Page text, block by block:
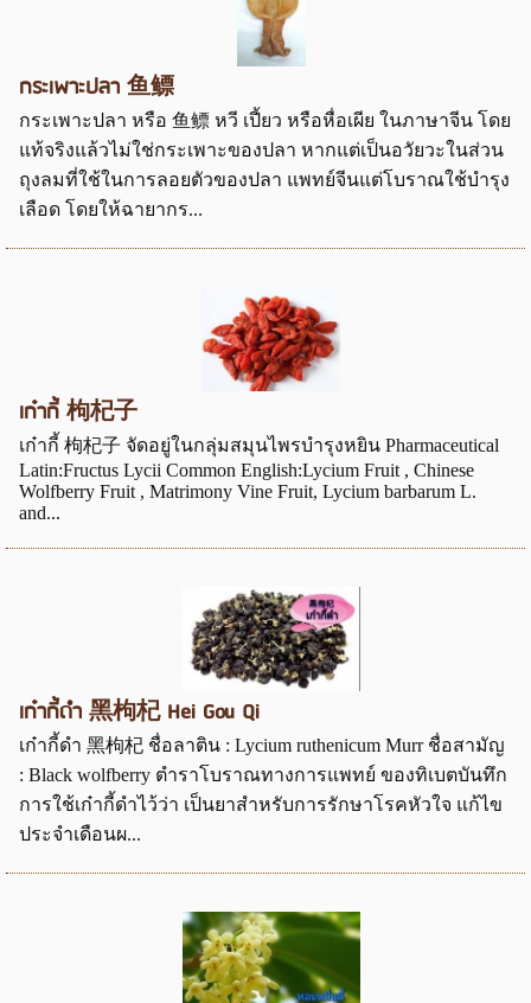
กระเพาะปลา 鱼鳔
กระเพาะปลา หรือ 鱼鳔 หวี เปี้ยว หรือหื่อเผีย ในภาษาจีน โดย
แท้จริงแล้วไม่ใช่กระเพาะของปลา หากแต่เป็นอวัยวะในส่วน
ถุงลมที่ใช้ในการลอยตัวของปลา แพทย์จีนแต่โบราณใช้บำรุง
เลือด โดยให้ฉายากร...
เก๋ากี้ 枸杞子
เก๋ากี้ 枸杞子 จัดอยู่ในกลุ่มสมุนไพรบำรุงหยิน Pharmaceutical
Latin:Fructus Lycii Common English:Lycium Fruit , Chinese
Wolfberry Fruit , Matrimony Vine Fruit, Lycium barbarum L.
and...
เก๋ากี้ดำ 黑枸杞 Hei Gou Qi
เก๋ากี้ดำ 黑枸杞 ชื่อลาติน : Lycium ruthenicum Murr ชื่อสามัญ
: Black wolfberry ตำราโบราณทางการแพทย์ ของทิเบตบันทึก
การใช้เก๋ากี้ดำไว้ว่า เป็นยาสำหรับการรักษาโรคหัวใจ แก้ไข
ประจำเดือนผ...